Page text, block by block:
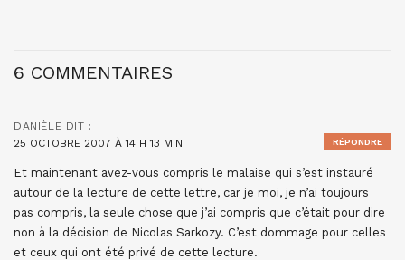
6 COMMENTAIRES
DANIÈLE DIT :
25 OCTOBRE 2007 À 14 H 13 MIN
Et maintenant avez-vous compris le malaise qui s’est instauré
autour de la lecture de cette lettre, car je moi, je n’ai toujours
pas compris, la seule chose que j’ai compris que c’était pour dire
non à la décision de Nicolas Sarkozy. C’est dommage pour celles
et ceux qui ont été privé de cette lecture.
RÉPONDRE